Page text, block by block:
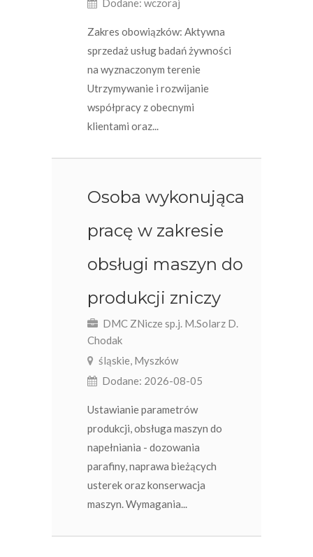
Dodane: wczoraj
Zakres obowiązków: Aktywna
sprzedaż usług badań żywności
na wyznaczonym terenie
Utrzymywanie i rozwijanie
współpracy z obecnymi
klientami oraz...
Osoba wykonująca
pracę w zakresie
obsługi maszyn do
produkcji zniczy
DMC ZNicze sp.j. M.Solarz D.
Chodak
śląskie, Myszków
Dodane: 2026-08-05
Ustawianie parametrów
produkcji, obsługa maszyn do
napełniania - dozowania
parafiny, naprawa bieżących
usterek oraz konserwacja
maszyn. Wymagania...